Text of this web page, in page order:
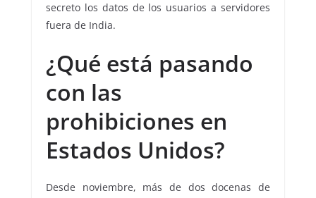
secreto los datos de los usuarios a servidores
fuera de India.
¿Qué está pasando
con las
prohibiciones en
Estados Unidos?
Desde noviembre, más de dos docenas de